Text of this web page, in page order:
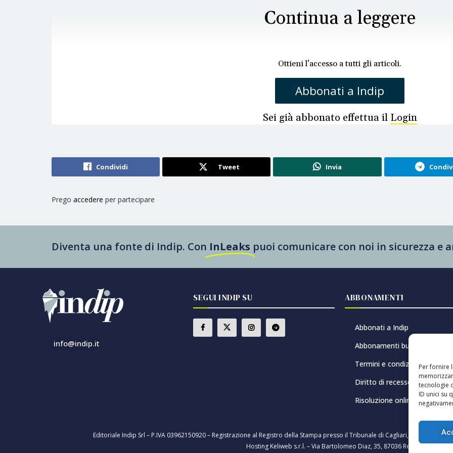
Per fornire
tecnologie
ID unici su
Continua a leggere
Ottieni l’accesso a tutti gli articoli.
Abbonati a Indip
Sei già abbonato effettua il Login
Condividi Tweet Invia
Prego accedere per partecipare
Diventa una fonte di Indip. Con InLeaks puoi comunicare con noi in sicurezza e
info@indip.it
SEGUI INDIP SU ABBONAMENTI
Abbonati a Indip
Abbonamenti buono regalo
Termini e condizioni
Diritto di recesso
Risoluzione online delle
Editoriale Indip Srl – P.IVA 03962150920 – Registrazione al Registro della Stampa presso il Tribunale di Cagliari, n. 8/2021 –
Hosting Keliweb s.r.l. – Via Bartolomeo Diaz, 35, 87036 Rende (CS)